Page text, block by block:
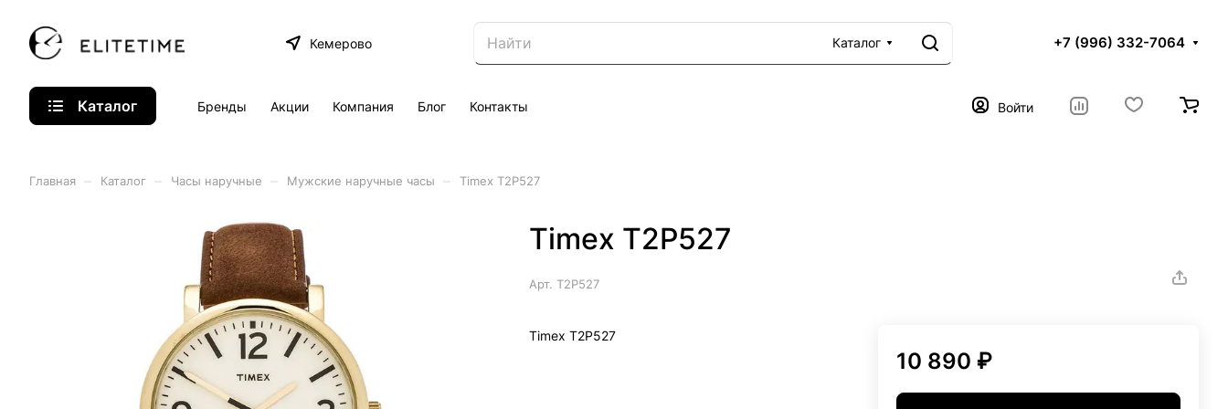
Кемерово Каталог +7 (996) 332-7064
Каталог Бренды Акции Компания Блог Контакты Войти
Главная Каталог Часы наручные Мужские наручные часы Timex T2P527
Timex T2P527
Арт. T2P527
Timex T2P527
10 890 ₽